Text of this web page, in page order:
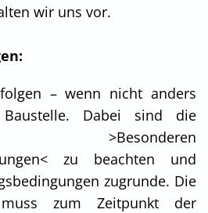
wir uns vor.
– wenn nicht anders
Dabei sind die
>Besonderen
zu beachten und
zugrunde. Die
muss zum Zeitpunkt der